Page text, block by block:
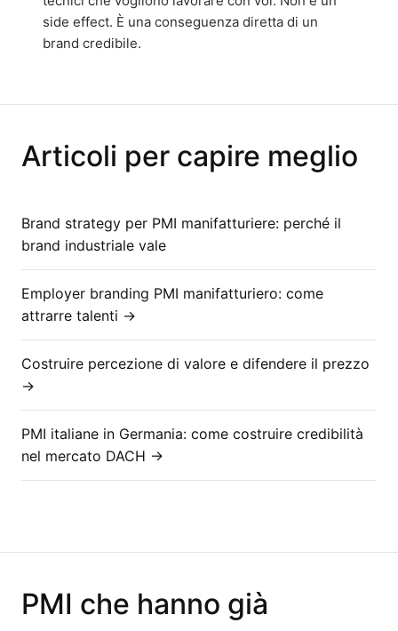
side effect. È una conseguenza diretta di un
brand credibile.
Articoli per capire meglio
Brand strategy per PMI manifatturiere: perché il
brand industriale vale
Employer branding PMI manifatturiero: come
attrarre talenti →
Costruire percezione di valore e difendere il prezzo
→
PMI italiane in Germania: come costruire credibilità
nel mercato DACH →
PMI che hanno già